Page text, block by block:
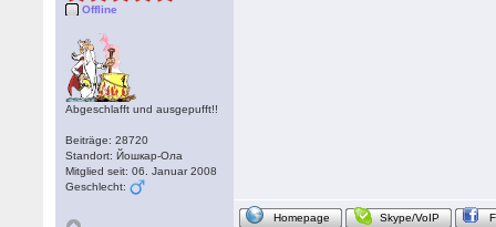
Offline
Abgeschlafft und ausgepufft!!
Beiträge: 28720
Standort: Йошкар-Ола
Mitglied seit: 06. Januar 2008
Geschlecht:
Homepage Skype/VoIP